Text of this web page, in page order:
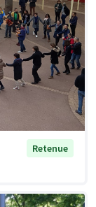
Retenue